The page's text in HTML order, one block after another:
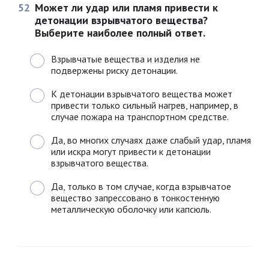
52 Может ли удар или пламя привести к
детонации взрывчатого вещества?
Выберите наиболее полный ответ.
Взрывчатые вещества и изделия не
подвержены риску детонации.
К детонации взрывчатого вещества может
привести только сильный нагрев, например, в
случае пожара на транспортном средстве.
Да, во многих случаях даже слабый удар, пламя
или искра могут привести к детонации
взрывчатого вещества.
Да, только в том случае, когда взрывчатое
вещество запрессовано в тонкостенную
металлическую оболочку или капсюль.